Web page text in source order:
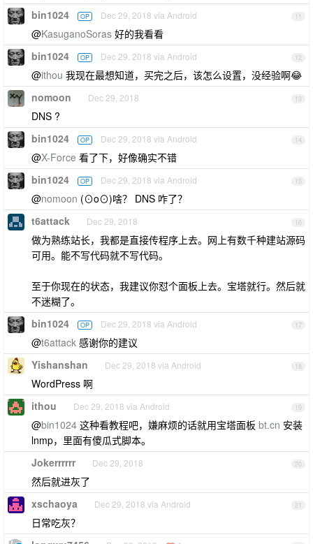
11
bin1024 OP Dec 29, 2018 via Android
@KasuganoSoras 好的我看看
12
bin1024 OP Dec 29, 2018 via Android
@ithou 我现在最想知道，买完之后，该怎么设置，没经验啊😂
13
nomoon Dec 29, 2018
DNS ?
14
bin1024 OP Dec 29, 2018 via Android
@X-Force 看了下，好像确实不错
15
bin1024 OP Dec 29, 2018 via Android
@nomoon (⊙o⊙)啥？ DNS 咋了？
16
t6attack Dec 29, 2018
做为熟练站长，我都是直接传程序上去。网上有数千种建站源码
可用。能不写代码就不写代码。
至于你现在的状态，我建议你怼个面板上去。宝塔就行。然后就
不迷糊了。
17
bin1024 OP Dec 29, 2018 via Android
@t6attack 感谢你的建议
18
Yishanshan Dec 29, 2018 via Android
WordPress 啊
19
ithou Dec 29, 2018 via Android
@bin1024 这种看教程吧，嫌麻烦的话就用宝塔面板 bt.cn 安装
lnmp，里面有傻瓜式脚本。
20
Jokerrrrrr Dec 29, 2018
然后就进灰了
21
xschaoya Dec 29, 2018 via Android
日常吃灰？